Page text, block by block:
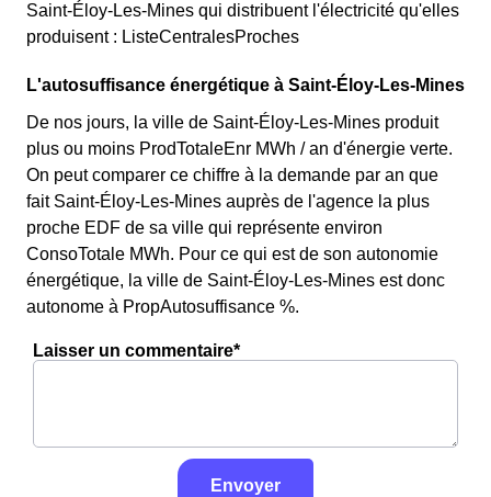
Saint-Éloy-Les-Mines qui distribuent l'électricité qu'elles
produisent : ListeCentralesProches
L'autosuffisance énergétique à Saint-Éloy-Les-Mines
De nos jours, la ville de Saint-Éloy-Les-Mines produit
plus ou moins ProdTotaleEnr MWh / an d'énergie verte.
On peut comparer ce chiffre à la demande par an que
fait Saint-Éloy-Les-Mines auprès de l'agence la plus
proche EDF de sa ville qui représente environ
ConsoTotale MWh. Pour ce qui est de son autonomie
énergétique, la ville de Saint-Éloy-Les-Mines est donc
autonome à PropAutosuffisance %.
Laisser un commentaire*
Envoyer